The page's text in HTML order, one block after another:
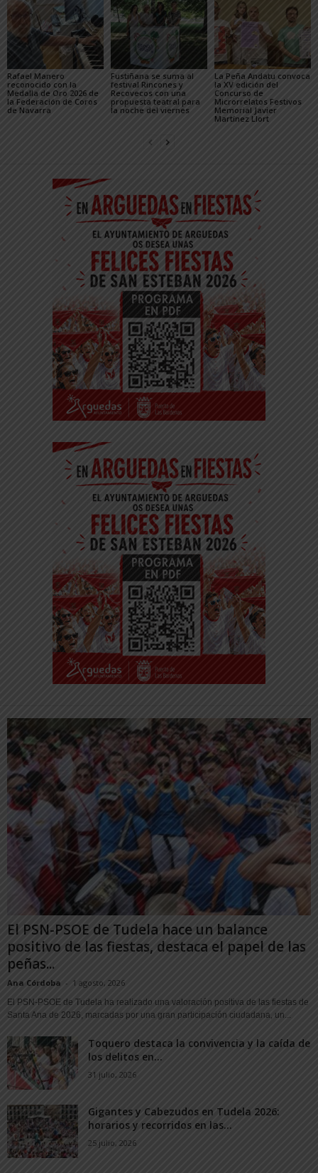
Rafael Manero
reconocido con la
Medalla de Oro 2026 de
la Federación de Coros
de Navarra
Fustiñana se suma al
festival Rincones y
Recovecos con una
propuesta teatral para
la noche del viernes
La Peña Andatu convoca
la XV edición del
Concurso de
Microrrelatos Festivos
Memorial Javier
Martínez Llort
El PSN-PSOE de Tudela hace un balance
positivo de las fiestas, destaca el papel de las
peñas...
Ana Córdoba - 1 agosto, 2026
El PSN-PSOE de Tudela ha realizado una valoración positiva de las fiestas de
Santa Ana de 2026, marcadas por una gran participación ciudadana, un...
Toquero destaca la convivencia y la caída de
los delitos en...
31 julio, 2026
Gigantes y Cabezudos en Tudela 2026:
horarios y recorridos en las...
25 julio, 2026